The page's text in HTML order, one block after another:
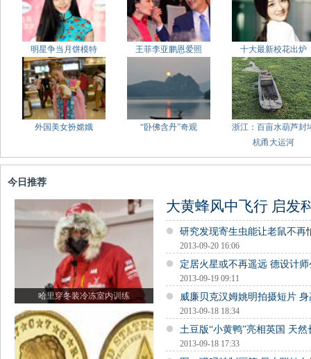
明星争当月饼模特 王菲李亚鹏恩爱照 十大最新校花出炉
外国美女扮嫦娥 “卧佛含丹”奇观
浙江：百亩水葫芦封
杭甬大运河
今日推荐
哈里穿冬装冷冻室内训练
大黄蜂风中飞行 启发
研究发现寄生虫能让老鼠不再
2013-09-20 16:06
定居火星或不再遥远 德设计
2013-09-19 09:11
威廉贝克汉姆姚明拍摄短片
2013-09-18 18:34
土豆版“小黄鸭”亮相英国 天
2013-09-18 17:33